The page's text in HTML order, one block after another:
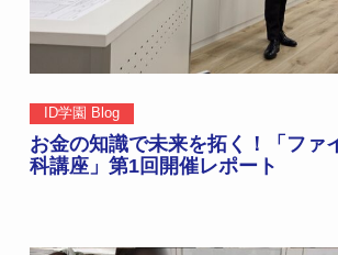
ID学園 Blog
お金の知識で未来を拓く！「ファ
科講座」第1回開催レポート